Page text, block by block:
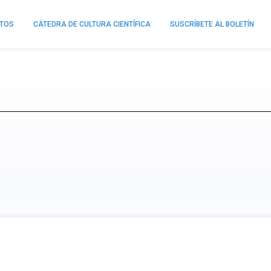
CÁTEDRA DE CULTURA CIENTÍFICA SUSCRÍBETE AL BOLETÍN